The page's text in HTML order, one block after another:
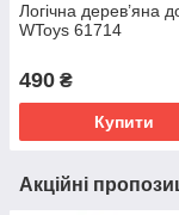
Логічна дерев’яна
WToys 61714
490 ₴
Купити
Акційні